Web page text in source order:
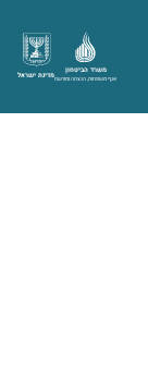
מדינת ישראל
משרד הביטחון
אגף משפחות, הנצחה ומורשת